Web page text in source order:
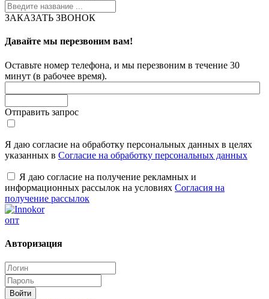
ЗАКАЗАТЬ ЗВОНОК
Давайте мы перезвоним вам!
Оставьте номер телефона, и мы перезвоним в течение 30
минут (в рабочее время).
Отправить запрос
Я даю согласие на обработку персональных данных в целях
указанных в Согласие на обработку персональных данных
Я даю согласие на получение рекламных и
информационных рассылок на условиях Согласия на
получение рассылок
опт
Авторизация